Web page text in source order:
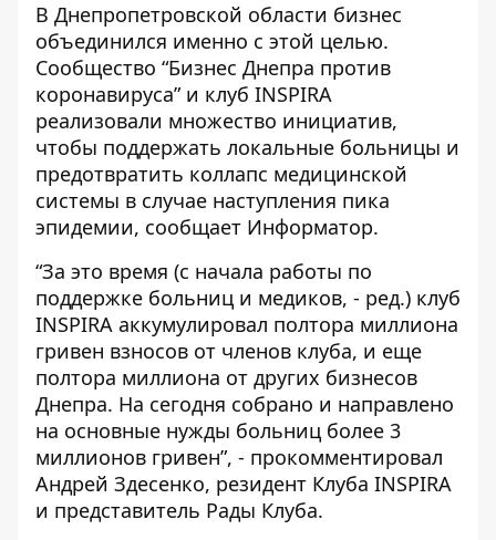
В Днепропетровской области бизнес
объединился именно с этой целью.
Сообщество “Бизнес Днепра против
коронавируса” и клуб INSPIRA
реализовали множество инициатив,
чтобы поддержать локальные больницы и
предотвратить коллапс медицинской
системы в случае наступления пика
эпидемии, сообщает Информатор.
“За это время (с начала работы по
поддержке больниц и медиков, - ред.) клуб
INSPIRA аккумулировал полтора миллиона
гривен взносов от членов клуба, и еще
полтора миллиона от других бизнесов
Днепра. На сегодня собрано и направлено
на основные нужды больниц более 3
миллионов гривен”, - прокомментировал
Андрей Здесенко, резидент Клуба INSPIRA
и представитель Рады Клуба.